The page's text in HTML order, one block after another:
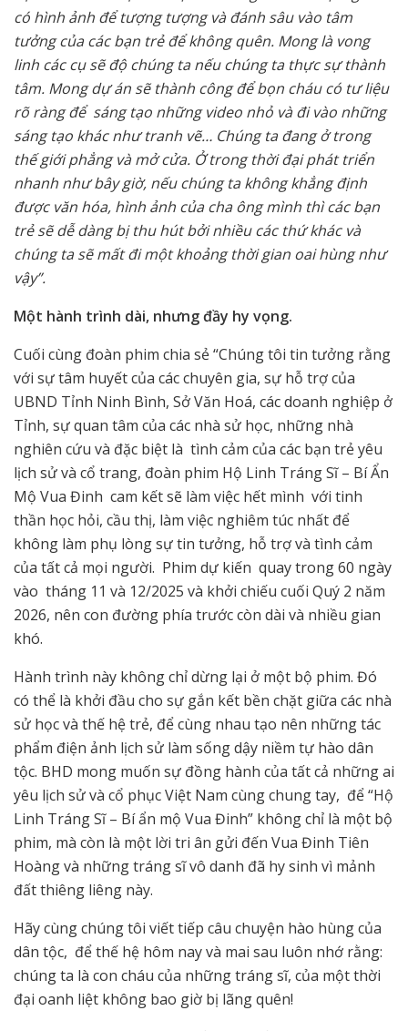
có hình ảnh để tượng tượng và đánh sâu vào tâm
tưởng của các bạn trẻ để không quên. Mong là vong
linh các cụ sẽ độ chúng ta nếu chúng ta thực sự thành
tâm. Mong dự án sẽ thành công để bọn cháu có tư liệu
rõ ràng để sáng tạo những video nhỏ và đi vào những
sáng tạo khác như tranh vẽ… Chúng ta đang ở trong
thế giới phẳng và mở cửa. Ở trong thời đại phát triển
nhanh như bây giờ, nếu chúng ta không khẳng định
được văn hóa, hình ảnh của cha ông mình thì các bạn
trẻ sẽ dễ dàng bị thu hút bởi nhiều các thứ khác và
chúng ta sẽ mất đi một khoảng thời gian oai hùng như
vậy”.
Một hành trình dài, nhưng đầy hy vọng.
Cuối cùng đoàn phim chia sẻ “Chúng tôi tin tưởng rằng
với sự tâm huyết của các chuyên gia, sự hỗ trợ của
UBND Tỉnh Ninh Bình, Sở Văn Hoá, các doanh nghiệp ở
Tỉnh, sự quan tâm của các nhà sử học, những nhà
nghiên cứu và đặc biệt là tình cảm của các bạn trẻ yêu
lịch sử và cổ trang, đoàn phim Hộ Linh Tráng Sĩ – Bí Ẩn
Mộ Vua Đinh cam kết sẽ làm việc hết mình với tinh
thần học hỏi, cầu thị, làm việc nghiêm túc nhất để
không làm phụ lòng sự tin tưởng, hỗ trợ và tình cảm
của tất cả mọi người. Phim dự kiến quay trong 60 ngày
vào tháng 11 và 12/2025 và khởi chiếu cuối Quý 2 năm
2026, nên con đường phía trước còn dài và nhiều gian
khó.
Hành trình này không chỉ dừng lại ở một bộ phim. Đó
có thể là khởi đầu cho sự gắn kết bền chặt giữa các nhà
sử học và thế hệ trẻ, để cùng nhau tạo nên những tác
phẩm điện ảnh lịch sử làm sống dậy niềm tự hào dân
tộc. BHD mong muốn sự đồng hành của tất cả những ai
yêu lịch sử và cổ phục Việt Nam cùng chung tay, để “Hộ
Linh Tráng Sĩ – Bí ẩn mộ Vua Đinh” không chỉ là một bộ
phim, mà còn là một lời tri ân gửi đến Vua Đinh Tiên
Hoàng và những tráng sĩ vô danh đã hy sinh vì mảnh
đất thiêng liêng này.
Hãy cùng chúng tôi viết tiếp câu chuyện hào hùng của
dân tộc, để thế hệ hôm nay và mai sau luôn nhớ rằng:
chúng ta là con cháu của những tráng sĩ, của một thời
đại oanh liệt không bao giờ bị lãng quên!